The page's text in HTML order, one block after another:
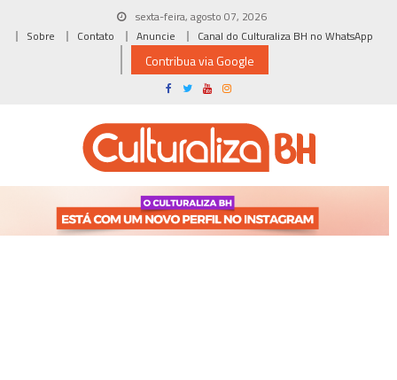
sexta-feira, agosto 07, 2026
Sobre
Contato Anuncie Canal do Culturaliza BH no WhatsApp
Contribua via Google